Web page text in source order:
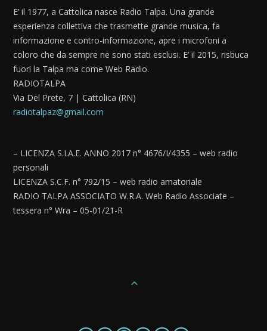
E’ il 1977, a Cattolica nasce Radio Talpa. Una grande
esperienza collettiva che trasmette grande musica, fa
informazione e contro-informazione, apre i microfoni a
coloro che da sempre ne sono stati esclusi. E’ il 2015, risbuca
fuori la Talpa ma come Web Radio.
RADIOTALPA
Via Del Prete, 7 | Cattolica (RN)
radiotalpaz@gmail.com
– LICENZA S.I.A.E. ANNO 2017 n° 4676/I/4355 – web radio
personali
LICENZA S.C.F. n° 792/15 – web radio amatoriale
RADIO TALPA ASSOCIATO W.R.A. Web Radio Associate –
tessera n° Wra – 05-01/21-R